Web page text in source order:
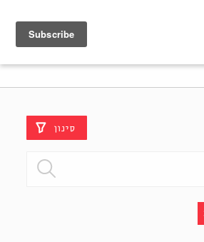
סינון